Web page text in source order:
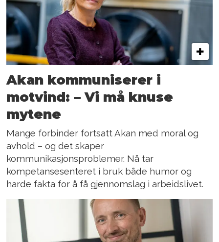
Akan kommuniserer i
motvind: – Vi må knuse
mytene
Mange forbinder fortsatt Akan med moral og
avhold – og det skaper
kommunikasjonsproblemer. Nå tar
kompetansesenteret i bruk både humor og
harde fakta for å få gjennomslag i arbeidslivet.